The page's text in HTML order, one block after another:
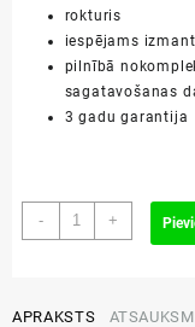
rokturis
iespējams
pilnībā
sagatavošanas
3 gadu garantija
-
55x120/280cm
LWF
kāpnes
+
APRAKSTS